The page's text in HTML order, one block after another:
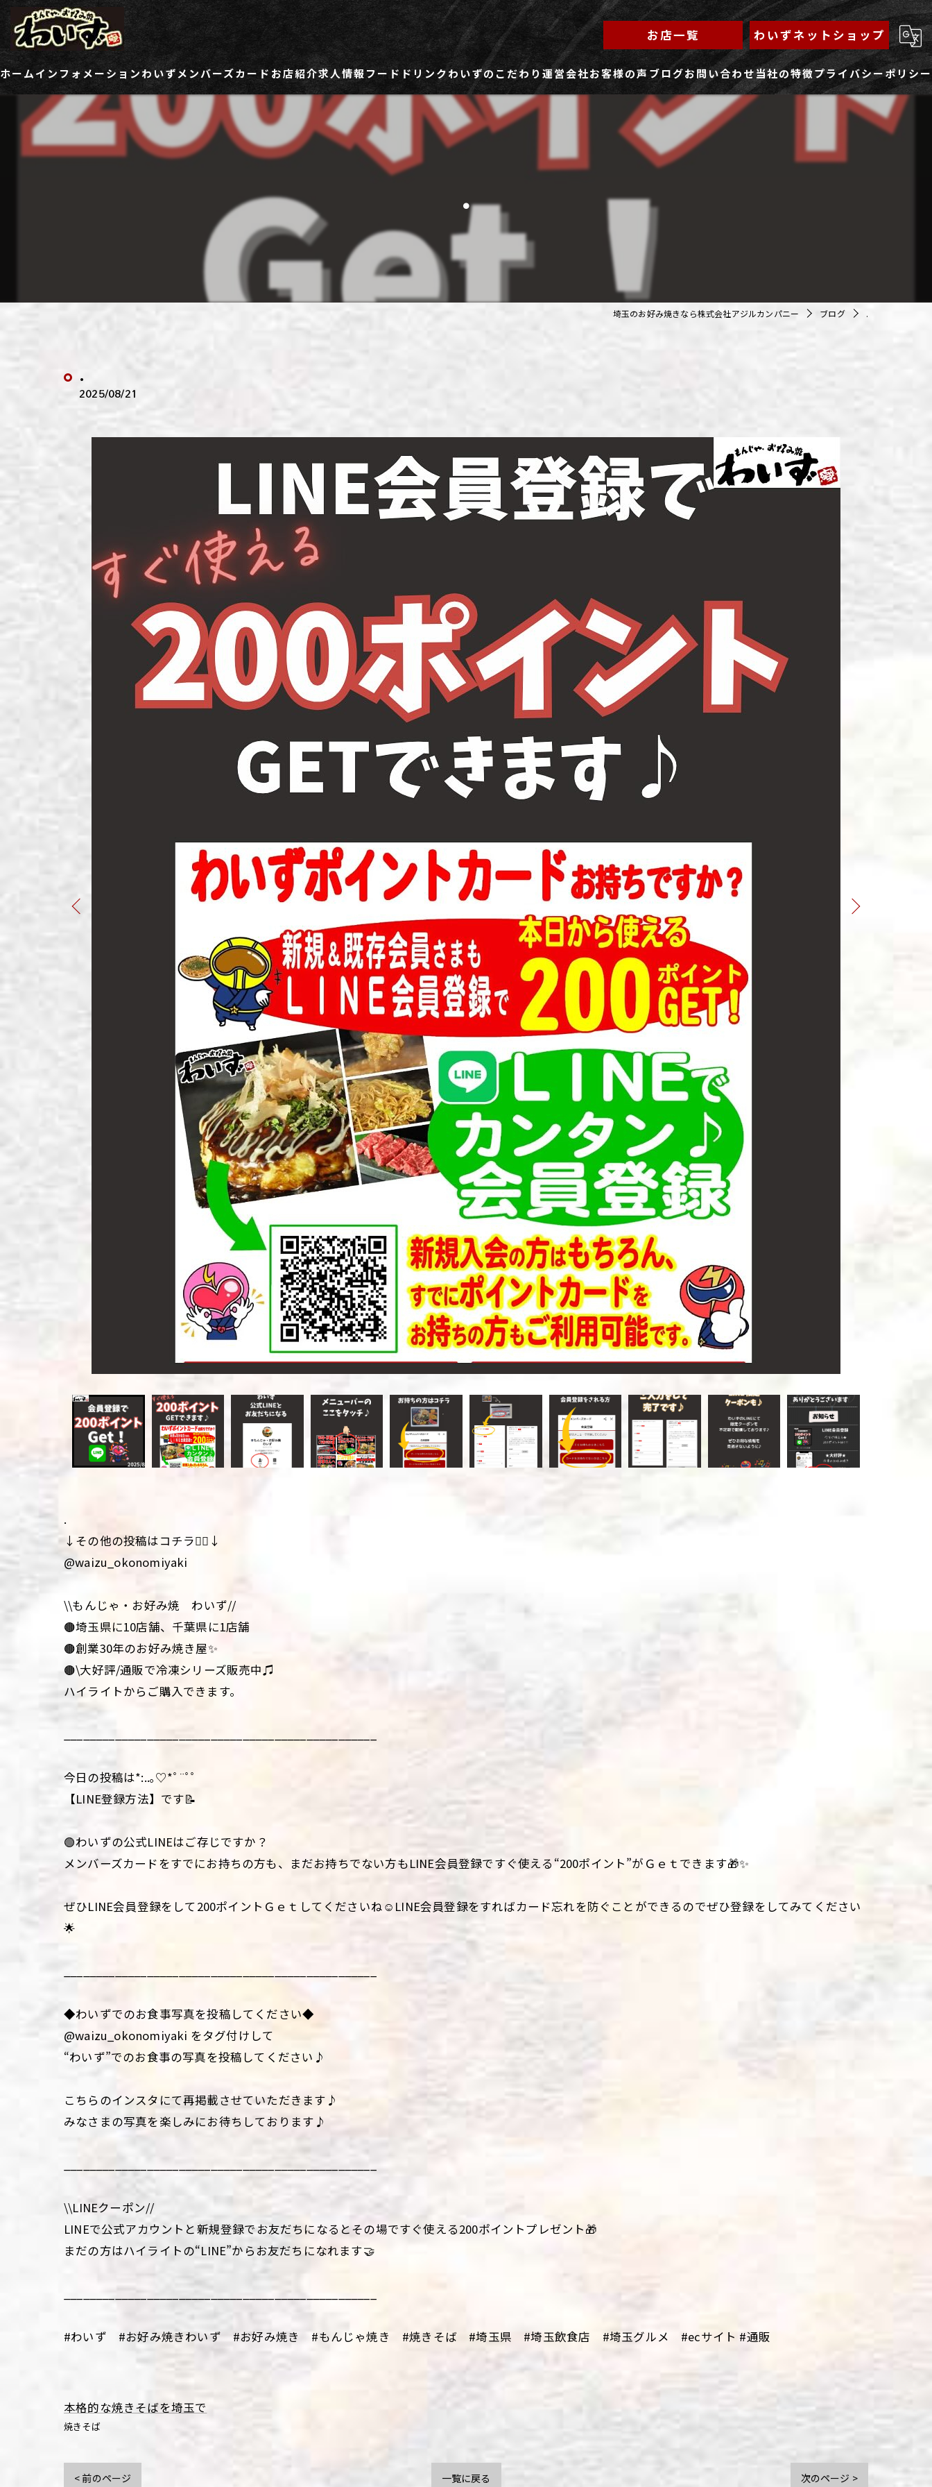
お店一覧 わいずネットショップ
ホームインフォメーションわいずメンバーズカード
ご登録情報変更フォーム
お店紹介
わいず所沢店
わいずふじみ野店
わいず春日部店
わいず東川口店
わいず松戸店
求人情報
社員用求人ページ
パート・アルバイト用求人ページ
フード ドリンクわいずのこだわり運営会社お客様の声 ブログお問い合わせ
求人フォーム
当社の特徴
ランチ
プライバシーポリシー
.
埼玉のお好み焼きなら株式会社アジルカンパニー ブログ .
.
2025/08/21
.
↓その他の投稿はコチラ💁‍♀️↓
@waizu_okonomiyaki
\\もんじゃ・お好み焼 わいず//
🟤埼玉県に10店舗、千葉県に1店舗
🟤創業30年のお好み焼き屋✨
🟤\大好評/通販で冷凍シリーズ販売中♫
ハイライトからご購入できます。
今日の投稿は*:..｡♡*ﾟ¨ﾟﾟ
【LINE登録方法】です📝
🟢わいずの公式LINEはご存じですか？
メンバーズカードをすでにお持ちの方も、まだお持ちでない方もLINE会員登録ですぐ使える“200ポイント”がＧｅｔできます🎁✨
ぜひLINE会員登録をして200ポイントＧｅｔしてくださいね☺️LINE会員登録をすればカード忘れを防ぐことができるのでぜひ登録をしてみてください
🌟
◆わいずでのお食事写真を投稿してください◆
@waizu_okonomiyaki をタグ付けして
“わいず”でのお食事の写真を投稿してください♪
こちらのインスタにて再掲載させていただきます♪
みなさまの写真を楽しみにお待ちしております♪
\\LINEクーポン//
LINEで公式アカウントと新規登録でお友だちになるとその場ですぐ使える200ポイントプレゼント🎁
まだの方はハイライトの“LINE”からお友だちになれます🤝
#わいず #お好み焼きわいず #お好み焼き #もんじゃ焼き #焼きそば #埼玉県 #埼玉飲食店 #埼玉グルメ #ecサイト #通販
本格的な焼きそばを埼玉で
焼きそば
< 前のページ 一覧に戻る 次のページ >